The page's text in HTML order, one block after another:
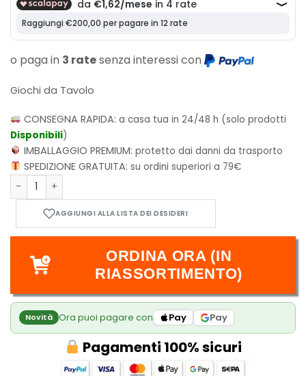
o paga in 3 ratesenza interessi con
Giochi da Tavolo
CONSEGNA RAPIDA:a casa tua in 24/48 h (solo prodotti
Disponibili)
IMBALLAGGIO PREMIUM:protetto dai danni da trasporto
SPEDIZIONE GRATUITA:su ordini superiori a 79€
Pixies - Flower Power quantità
ORDINA ORA (IN
RIASSORTIMENTO)
Novità Ora puoi pagare con Pay Pay
Pagamenti 100% sicuri